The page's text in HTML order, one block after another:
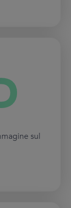
sul